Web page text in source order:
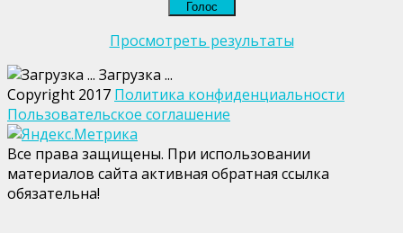
Просмотреть результаты
Загрузка ...
Copyright 2017 Политика конфиденциальности
Пользовательское соглашение
Все права защищены. При использовании
материалов сайта активная обратная ссылка
обязательна!